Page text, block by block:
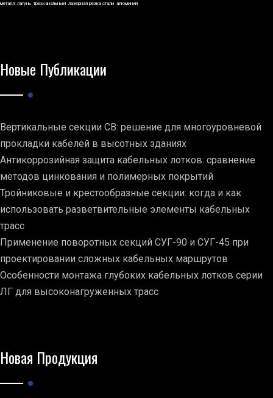
металл латунь трехканальный лазерная резка стали алюминий
Новые Публикации
Вертикальные секции СВ: решение для многоуровневой
прокладки кабелей в высотных зданиях
Антикоррозийная защита кабельных лотков: сравнение
методов цинкования и полимерных покрытий
Тройниковые и крестообразные секции: когда и как
использовать разветвительные элементы кабельных
трасс
Применение поворотных секций СУГ-90 и СУГ-45 при
проектировании сложных кабельных маршрутов
Особенности монтажа глубоких кабельных лотков серии
ЛГ для высоконагруженных трасс
Новая Продукция